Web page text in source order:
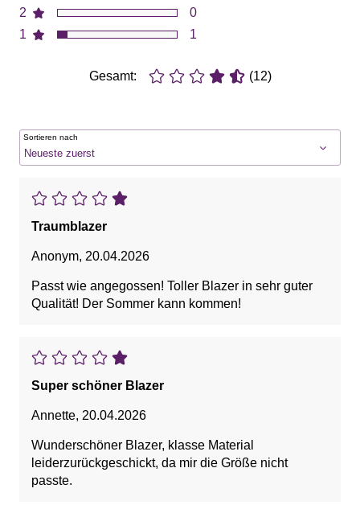
2
1
0
1
Gesamt: (12)
Sortieren nach
Traumblazer
Anonym, 20.04.2026
Passt wie angegossen! Toller Blazer in sehr guter
Qualität! Der Sommer kann kommen!
Super schöner Blazer
Annette, 20.04.2026
Wunderschöner Blazer, klasse Material
leiderzurückgeschickt, da mir die Größe nicht
passte.